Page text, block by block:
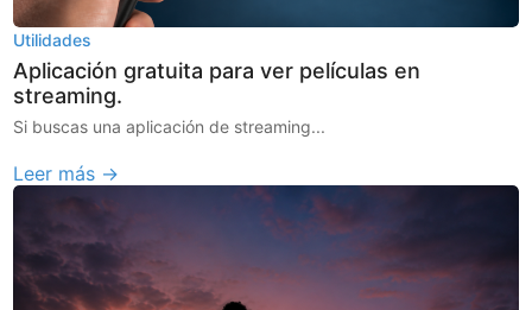
Utilidades
Aplicación gratuita para ver películas en
streaming.
Si buscas una aplicación de streaming...
Leer más →